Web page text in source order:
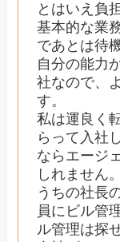
とはいえ負
基本的な業
であとは待
自分の能力
社なので、
す。
私は運良く
らって入社
ならエージ
しれません。
うちの社長
員にビル管
ル管理は探